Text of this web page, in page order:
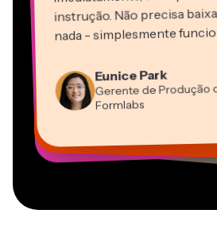
instrução. Não precisa
nada - simplesmente
Eunice Park
Gerente de Produção
Formlabs
Vannesia Darby
Grant Taleck
Panos Papagapiou
Sócio-Diretor na
Kerry-lee Farla
Gracie Peng
Diretor de Conteúdo
Martin James
Heidi Rae
Educação
Natasha Ball
Consultor
Mitch Rawlings
Dina Segovia
Freelancer Virtual